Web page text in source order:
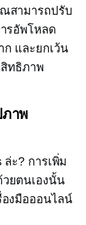
สามารถปรับ
รอัพโหลด
ก และยกเว้น
ทธิภาพ
ภาพ
ะ? การเพิ่ม
ยตนเองนั้น
งมือออนไลน์